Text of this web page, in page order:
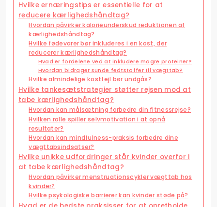
Hvilke ernæringstips er essentielle for at
reducere kærlighedshåndtag?
Hvordan påvirker kalorieunderskud reduktionen af
kærlighedshåndtag?
Hvilke fødevarer bør inkluderes i en kost, der
reducerer kærlighedshåndtag?
Hvad er fordelene ved at inkludere magre proteiner?
Hvordan bidrager sunde fedtstoffer til vægttab?
Hvilke almindelige kostfejl bør undgås?
Hvilke tankesætstrategier støtter rejsen mod at
tabe kærlighedshåndtag?
Hvordan kan målsætning forbedre din fitnessrejse?
Hvilken rolle spiller selvmotivation i at opnå
resultater?
Hvordan kan mindfulness-praksis forbedre dine
vægttabsindsatser?
Hvilke unikke udfordringer står kvinder overfor i
at tabe kærlighedshåndtag?
Hvordan påvirker menstruationscykler vægttab hos
kvinder?
Hvilke psykologiske barrierer kan kvinder støde på?